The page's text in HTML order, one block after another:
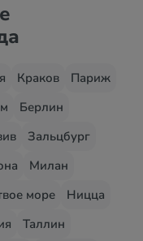
Краков
Париж
Берлин
Зальцбург
Милан
море
Ницца
Таллин